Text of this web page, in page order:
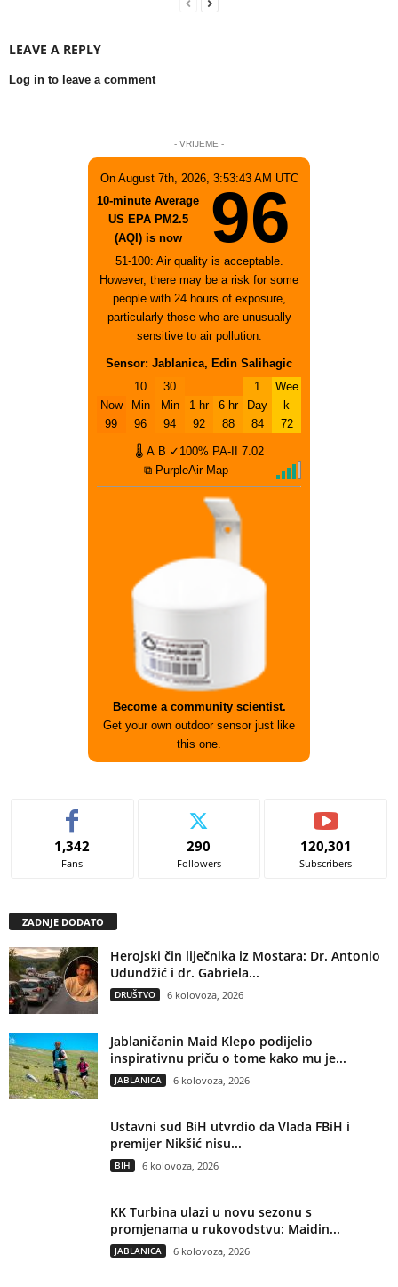
LEAVE A REPLY
Log in to leave a comment
- VRIJEME -
On August 7th, 2026, 3:53:43 AM UTC
10-minute Average
US EPA PM2.5
(AQI) is now
96
51-100: Air quality is acceptable.
However, there may be a risk for some
people with 24 hours of exposure,
particularly those who are unusually
sensitive to air pollution.
Sensor: Jablanica, Edin Salihagic
Now
99
10
Min
96
30
Min
94
1 hr
92
6 hr
88
1
Day
84
Wee
k
72
🌡 A B ✓100% PA-II
7.02
⧉ PurpleAir Map
Become a community scientist.
Get your own outdoor sensor just like
this one.
1,342
Fans
290
Followers
120,301
Subscribers
ZADNJE DODATO
Herojski čin liječnika iz Mostara: Dr. Antonio
Udundžić i dr. Gabriela...
DRUŠTVO 6 kolovoza, 2026
Jablaničanin Maid Klepo podijelio
inspirativnu priču o tome kako mu je...
JABLANICA 6 kolovoza, 2026
Ustavni sud BiH utvrdio da Vlada FBiH i
premijer Nikšić nisu...
BIH 6 kolovoza, 2026
KK Turbina ulazi u novu sezonu s
promjenama u rukovodstvu: Maidin...
JABLANICA 6 kolovoza, 2026